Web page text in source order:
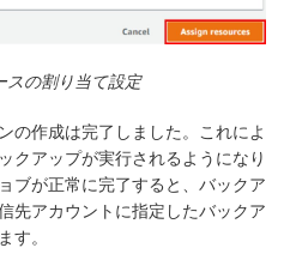
スの割り当て設定
の作成は完了しました。これによ
クアップが実行されるようになり
ブが正常に完了すると、バックア
先アカウントに指定したバックア
す。